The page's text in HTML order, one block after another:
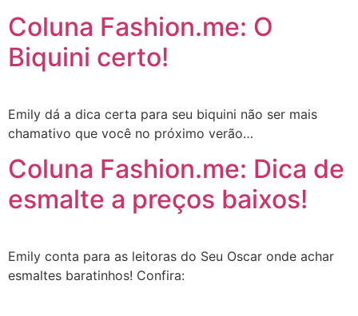
Coluna Fashion.me: O
Biquini certo!
Emily dá a dica certa para seu biquini não ser mais
chamativo que você no próximo verão…
Coluna Fashion.me: Dica de
esmalte a preços baixos!
Emily conta para as leitoras do Seu Oscar onde achar
esmaltes baratinhos! Confira: